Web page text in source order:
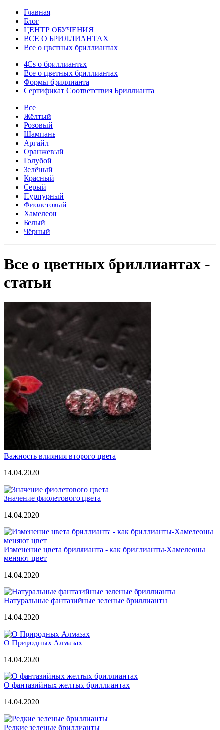
Главная
Блог
ЦЕНТР ОБУЧЕНИЯ
ВСЕ О БРИЛЛИАНТАХ
Все о цветных бриллиантах
4Cs о бриллиантах
Все о цветных бриллиантах
Формы бриллианта
Сертификат Соответствия Бриллианта
Все
Жёлтый
Розовый
Шампань
Аргайл
Оранжевый
Голубой
Зелёный
Красный
Серый
Пурпурный
Фиолетовый
Хамелеон
Белый
Чёрный
Все о цветных бриллиантах -
статьи
Важность влияния второго цвета
14.04.2020
Значение фиолетового цвета
14.04.2020
Изменение цвета бриллианта - как бриллианты-Хамелеоны
меняют цвет
14.04.2020
Натуральные фантазийные зеленые бриллианты
14.04.2020
О Природных Алмазах
14.04.2020
О фантазийных желтых бриллиантах
14.04.2020
Редкие зеленые бриллианты